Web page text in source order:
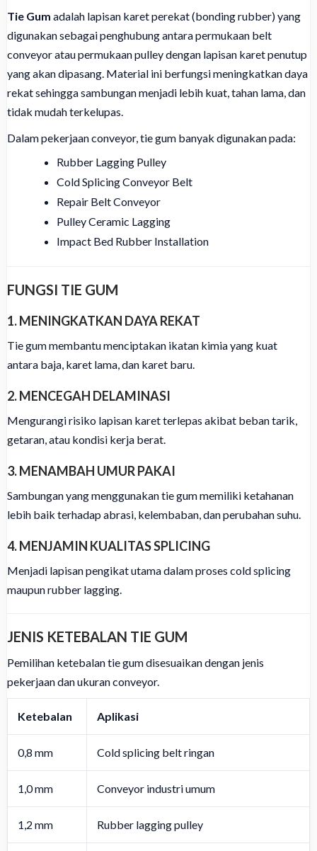
Tie Gum adalah lapisan karet perekat (bonding rubber) yang
digunakan sebagai penghubung antara permukaan belt
conveyor atau permukaan pulley dengan lapisan karet penutup
yang akan dipasang. Material ini berfungsi meningkatkan daya
rekat sehingga sambungan menjadi lebih kuat, tahan lama, dan
tidak mudah terkelupas.
Dalam pekerjaan conveyor, tie gum banyak digunakan pada:
Rubber Lagging Pulley
Cold Splicing Conveyor Belt
Repair Belt Conveyor
Pulley Ceramic Lagging
Impact Bed Rubber Installation
FUNGSI TIE GUM
1. MENINGKATKAN DAYA REKAT
Tie gum membantu menciptakan ikatan kimia yang kuat
antara baja, karet lama, dan karet baru.
2. MENCEGAH DELAMINASI
Mengurangi risiko lapisan karet terlepas akibat beban tarik,
getaran, atau kondisi kerja berat.
3. MENAMBAH UMUR PAKAI
Sambungan yang menggunakan tie gum memiliki ketahanan
lebih baik terhadap abrasi, kelembaban, dan perubahan suhu.
4. MENJAMIN KUALITAS SPLICING
Menjadi lapisan pengikat utama dalam proses cold splicing
maupun rubber lagging.
JENIS KETEBALAN TIE GUM
Pemilihan ketebalan tie gum disesuaikan dengan jenis
pekerjaan dan ukuran conveyor.
Ketebalan Aplikasi
0,8 mm Cold splicing belt ringan
1,0 mm Conveyor industri umum
1,2 mm Rubber lagging pulley